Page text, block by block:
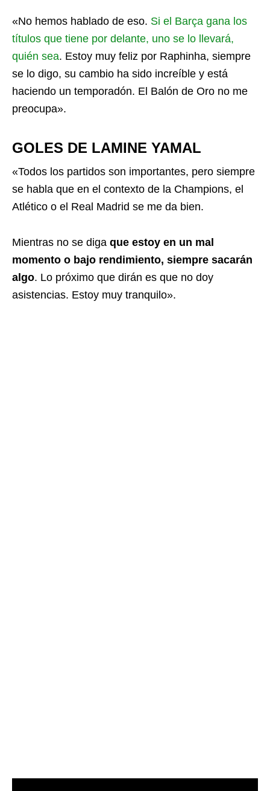
«No hemos hablado de eso. Si el Barça gana los
títulos que tiene por delante, uno se lo llevará,
quién sea. Estoy muy feliz por Raphinha, siempre
se lo digo, su cambio ha sido increíble y está
haciendo un temporadón. El Balón de Oro no me
preocupa».
GOLES DE LAMINE YAMAL
«Todos los partidos son importantes, pero siempre
se habla que en el contexto de la Champions, el
Atlético o el Real Madrid se me da bien.
Mientras no se diga que estoy en un mal
momento o bajo rendimiento, siempre sacarán
algo. Lo próximo que dirán es que no doy
asistencias. Estoy muy tranquilo».